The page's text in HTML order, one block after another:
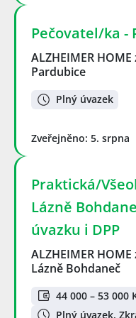
Pečovatel/ka -
ALZHEIMER HOME
Pardubice
Plný úvazek
Zveřejněno: 5. srpna
Praktická/
Lázně
úvazku i DPP
ALZHEIMER HOME
Lázně Bohdaneč
44 000 – 53 000
Plný úvazek,